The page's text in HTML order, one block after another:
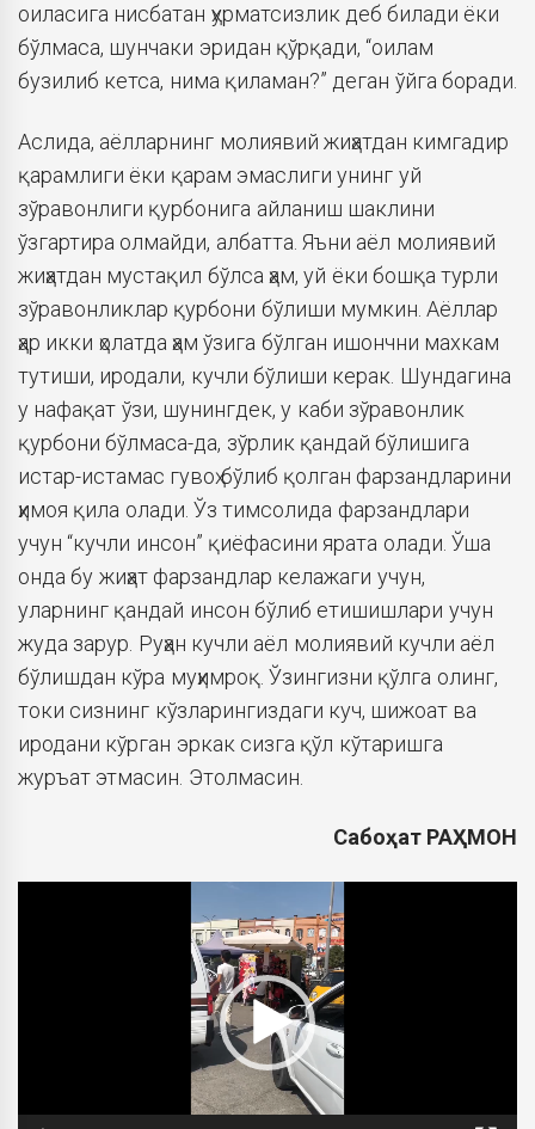
оиласига нисбатан ҳурматсизлик деб билади ёки
бўлмаса, шунчаки эридан қўрқади, “оилам
бузилиб кетса, нима қиламан?” деган ўйга боради.
Аслида, аёлларнинг молиявий жиҳатдан кимгадир
қарамлиги ёки қарам эмаслиги унинг уй
зўравонлиги қурбонига айланиш шаклини
ўзгартира олмайди, албатта. Яъни аёл молиявий
жиҳатдан мустақил бўлса ҳам, уй ёки бошқа турли
зўравонликлар қурбони бўлиши мумкин. Аёллар
ҳар икки ҳолатда ҳам ўзига бўлган ишончни махкам
тутиши, иродали, кучли бўлиши керак. Шундагина
у нафақат ўзи, шунингдек, у каби зўравонлик
қурбони бўлмаса-да, зўрлик қандай бўлишига
истар-истамас гувоҳ бўлиб қолган фарзандларини
ҳимоя қила олади. Ўз тимсолида фарзандлари
учун “кучли инсон” қиёфасини ярата олади. Ўша
онда бу жиҳат фарзандлар келажаги учун,
уларнинг қандай инсон бўлиб етишишлари учун
жуда зарур. Руҳан кучли аёл молиявий кучли аёл
бўлишдан кўра муҳимроқ. Ўзингизни қўлга олинг,
токи сизнинг кўзларингиздаги куч, шижоат ва
иродани кўрган эркак сизга қўл кўтаришга
журъат этмасин. Этолмасин.
Сабоҳат РАҲМОН